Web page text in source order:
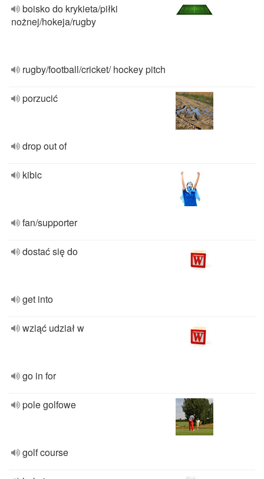
boisko do krykieta/piłki
nożnej/hokeja/rugby
rugby/football/cricket/ hockey pitch
porzucić
drop out of
kibic
fan/supporter
dostać się do
get into
wziąć udział w
go in for
pole golfowe
golf course